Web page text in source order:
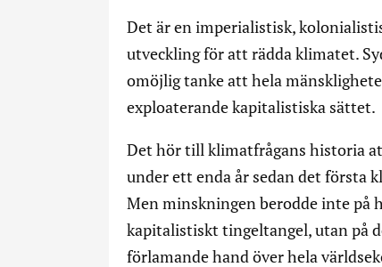
Det är en imperialistisk,
utveckling för att rädda klimatet.
omöjlig tanke att hela
exploaterande kapitalistiska sättet.
Det hör till klimatfrågans historia
under ett enda år sedan det första
Men minskningen berodde inte på
kapitalistiskt tingeltangel, utan på
förlamande hand över hela